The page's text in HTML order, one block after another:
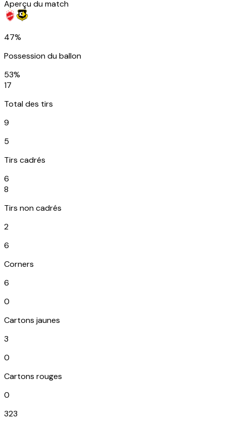
Aperçu du match
47%
Possession du ballon
53%
17
Total des tirs
9
5
Tirs cadrés
6
8
Tirs non cadrés
2
6
Corners
6
0
Cartons jaunes
3
0
Cartons rouges
0
323